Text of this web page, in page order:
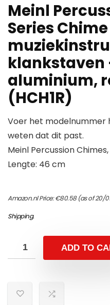
Meinl
Series
klankstaven
aluminium,
(HCH1R)
Voer het modelnummer
weten dat dit past.
Meinl Percussion
Lengte: 46 cm
Amazon.nl Price:€80.58(as of 20/
Shipping.
ADD TO